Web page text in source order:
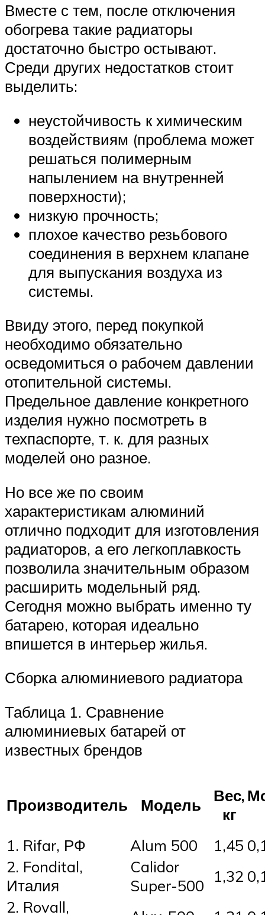
Вместе с тем, после отключения
обогрева такие радиаторы
достаточно быстро остывают.
Среди других недостатков стоит
выделить:
неустойчивость к химическим
воздействиям (проблема может
решаться полимерным
напылением на внутренней
поверхности);
низкую прочность;
плохое качество резьбового
соединения в верхнем клапане
для выпускания воздуха из
системы.
Ввиду этого, перед покупкой
необходимо обязательно
осведомиться о рабочем давлении
отопительной системы.
Предельное давление конкретного
изделия нужно посмотреть в
техпаспорте, т. к. для разных
моделей оно разное.
Но все же по своим
характеристикам алюминий
отлично подходит для изготовления
радиаторов, а его легкоплавкость
позволила значительным образом
расширить модельный ряд.
Сегодня можно выбрать именно ту
батарею, которая идеально
впишется в интерьер жилья.
Сборка алюминиевого радиатора
Таблица 1. Сравнение
алюминиевых батарей от
известных брендов
Производитель Модель
Вес,
кг
1. Rifar, РФ Alum 500 1,45
2. Fondital,
Италия
Calidor
Super-500
1,32
2. Rovall,